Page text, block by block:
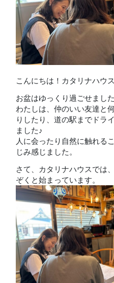
こんにちは！カタリナハウ
お盆はゆっくり過ごせまし
わたしは、仲のいい友達と
りしたり、道の駅までドラ
ました♪
人に会ったり自然に触れる
じみ感じました。
さて、カタリナハウスでは
ぞくと始まっています。